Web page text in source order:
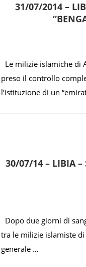
31/07/2014 –
Le milizie islamiche di
preso il controllo
l’istituzione di un
30/07/14 – LIBIA –
Dopo due giorni di
tra le milizie islamiste di
generale …